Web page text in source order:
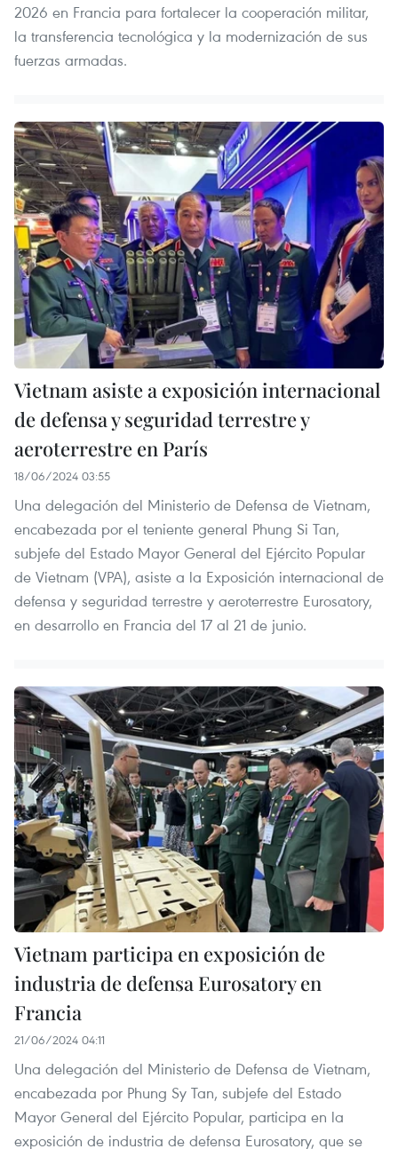
2026 en Francia para fortalecer la cooperación militar,
la transferencia tecnológica y la modernización de sus
fuerzas armadas.
Vietnam asiste a exposición internacional
de defensa y seguridad terrestre y
aeroterrestre en París
18/06/2024 03:55
Una delegación del Ministerio de Defensa de Vietnam,
encabezada por el teniente general Phung Si Tan,
subjefe del Estado Mayor General del Ejército Popular
de Vietnam (VPA), asiste a la Exposición internacional de
defensa y seguridad terrestre y aeroterrestre Eurosatory,
en desarrollo en Francia del 17 al 21 de junio.
Vietnam participa en exposición de
industria de defensa Eurosatory en
Francia
21/06/2024 04:11
Una delegación del Ministerio de Defensa de Vietnam,
encabezada por Phung Sy Tan, subjefe del Estado
Mayor General del Ejército Popular, participa en la
exposición de industria de defensa Eurosatory, que se